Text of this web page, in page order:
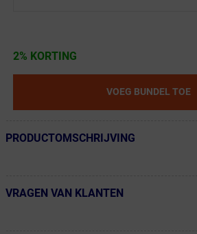
2% KORTING
VOEG BUNDEL TOE
← Terug naar productnavigatie
PRODUCTOMSCHRIJVING
← Terug naar productnavigatie
VRAGEN VAN KLANTEN